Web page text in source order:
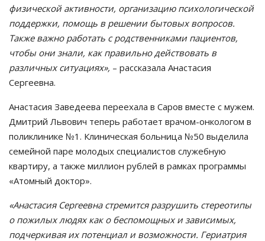
физической активности, организацию психологической
поддержки, помощь в решении бытовых вопросов.
Также важно работать с родственниками пациентов,
чтобы они знали, как правильно действовать в
различных ситуациях», – рассказала Анастасия
Сергеевна.
Анастасия Заведеева переехала в Саров вместе с мужем.
Дмитрий Львович теперь работает врачом-онкологом в
поликлинике №1. Клиническая больница №50 выделила
семейной паре молодых специалистов служебную
квартиру, а также миллион рублей в рамках программы
«Атомный доктор».
«Анастасия Сергеевна стремится разрушить стереотипы
о пожилых людях как о беспомощных и зависимых,
подчеркивая их потенциал и возможности. Гериатрия